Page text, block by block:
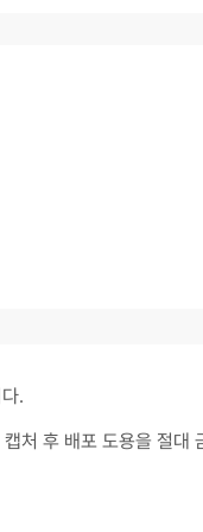
.
처 후 배포 도용을 절대